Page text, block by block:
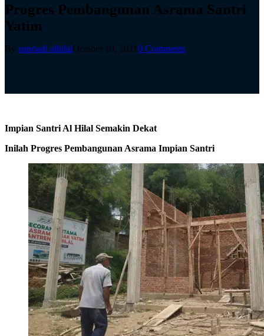
Progres Pembangunan Asrama Santri
Yatim
By supriadi alhilalOctober 10, 20210 Comments
Impian Santri Al Hilal Semakin Dekat
Inilah Progres Pembangunan Asrama Impian Santri